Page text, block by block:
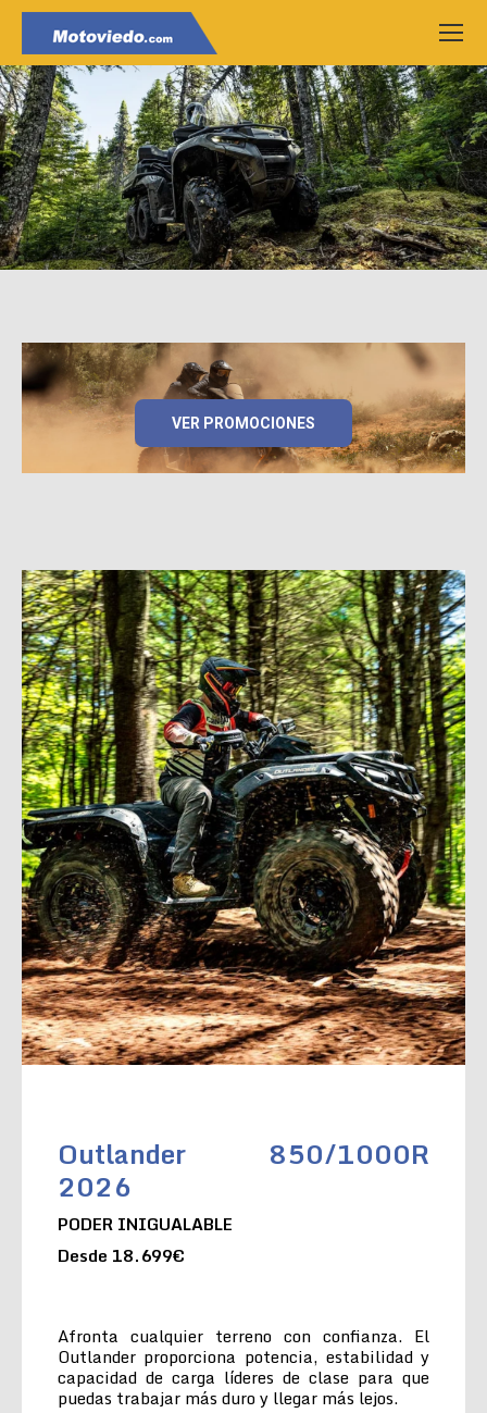
VER PROMOCIONES
Outlander 850/1000R
2026
PODER INIGUALABLE
Desde 18.699€
Afronta cualquier terreno con confianza. El
Outlander proporciona potencia, estabilidad y
capacidad de carga líderes de clase para que
puedas trabajar más duro y llegar más lejos.